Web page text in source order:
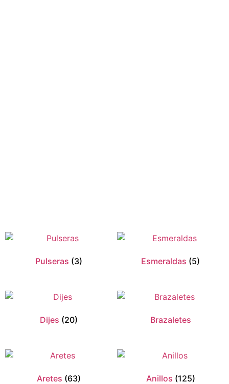
Pulseras (3) Esmeraldas (5)
Dijes (20) Brazaletes
Aretes (63) Anillos (125)